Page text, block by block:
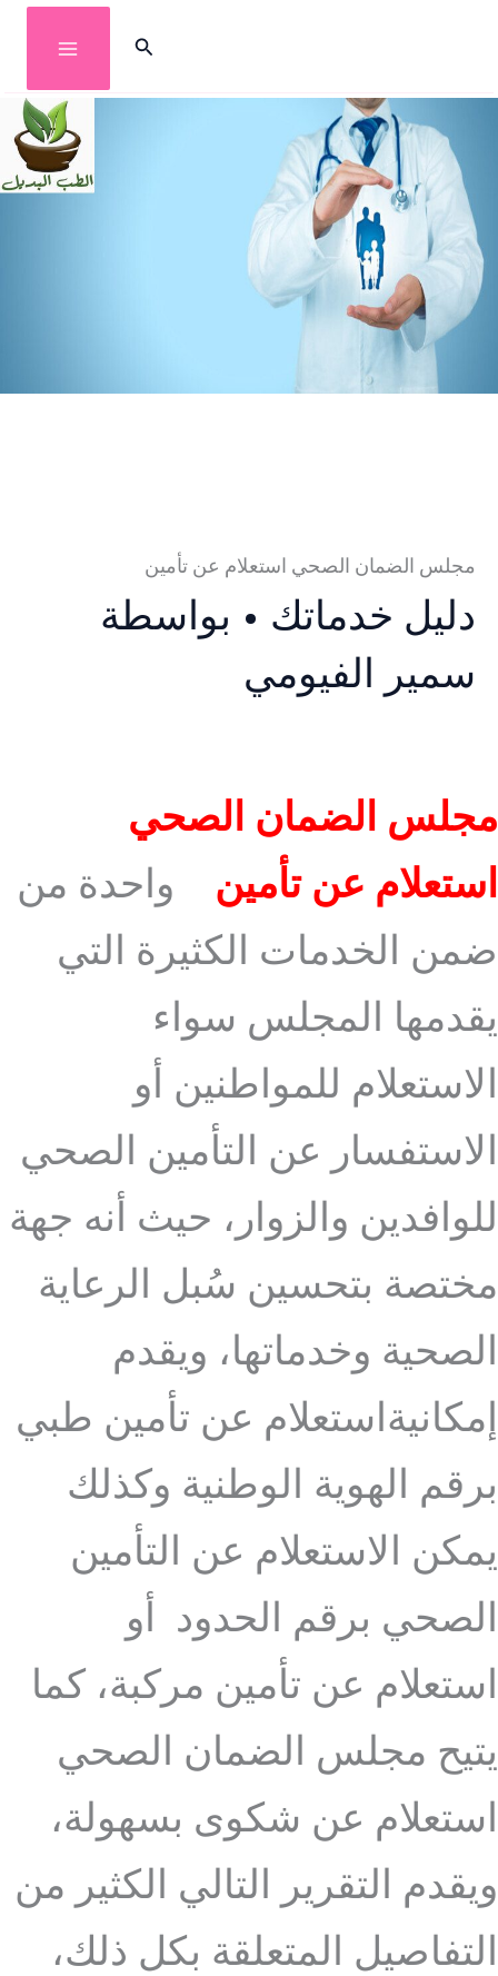
إلى
المحتوى
البحث
مجلس الضمان الصحي استعلام عن تأمين
دليل خدماتك • بواسطة
سمير الفيومي
مجلس الضمان الصحي
استعلام عن تأمين واحدة من
ضمن الخدمات الكثيرة التي
يقدمها المجلس سواء
الاستعلام للمواطنين أو
الاستفسار عن التأمين الصحي
للوافدين والزوار، حيث أنه جهة
مختصة بتحسين سُبل الرعاية
الصحية وخدماتها، ويقدم
إمكانيةاستعلام عن تأمين طبي
برقم الهوية الوطنية وكذلك
يمكن الاستعلام عن التأمين
الصحي برقم الحدود أو
استعلام عن تأمين مركبة، كما
يتيح مجلس الضمان الصحي
استعلام عن شكوى بسهولة،
ويقدم التقرير التالي الكثير من
التفاصيل المتعلقة بكل ذلك،